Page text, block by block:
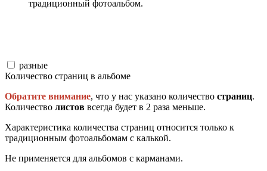
традиционный фотоальбом.
разные
Количество страниц в альбоме
Обратите внимание, что у нас указано количество страниц.
Количество листов всегда будет в 2 раза меньше.
Характеристика количества страниц относится только к
традиционным фотоальбомам с калькой.
Не применяется для альбомов с карманами.